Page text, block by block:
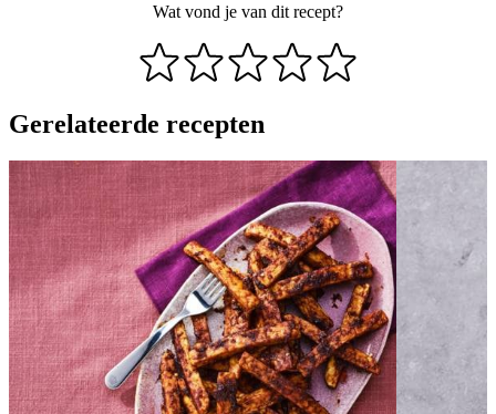
Wat vond je van dit recept?
Gerelateerde recepten